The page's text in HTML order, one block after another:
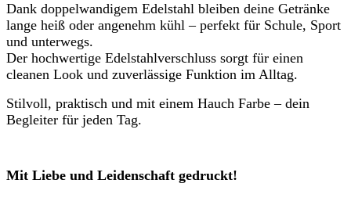
Dank doppelwandigem Edelstahl bleiben deine Getränke
lange heiß oder angenehm kühl – perfekt für Schule, Sport
und unterwegs.
Der hochwertige Edelstahlverschluss sorgt für einen
cleanen Look und zuverlässige Funktion im Alltag.
Stilvoll, praktisch und mit einem Hauch Farbe – dein
Begleiter für jeden Tag.
Mit Liebe und Leidenschaft gedruckt!